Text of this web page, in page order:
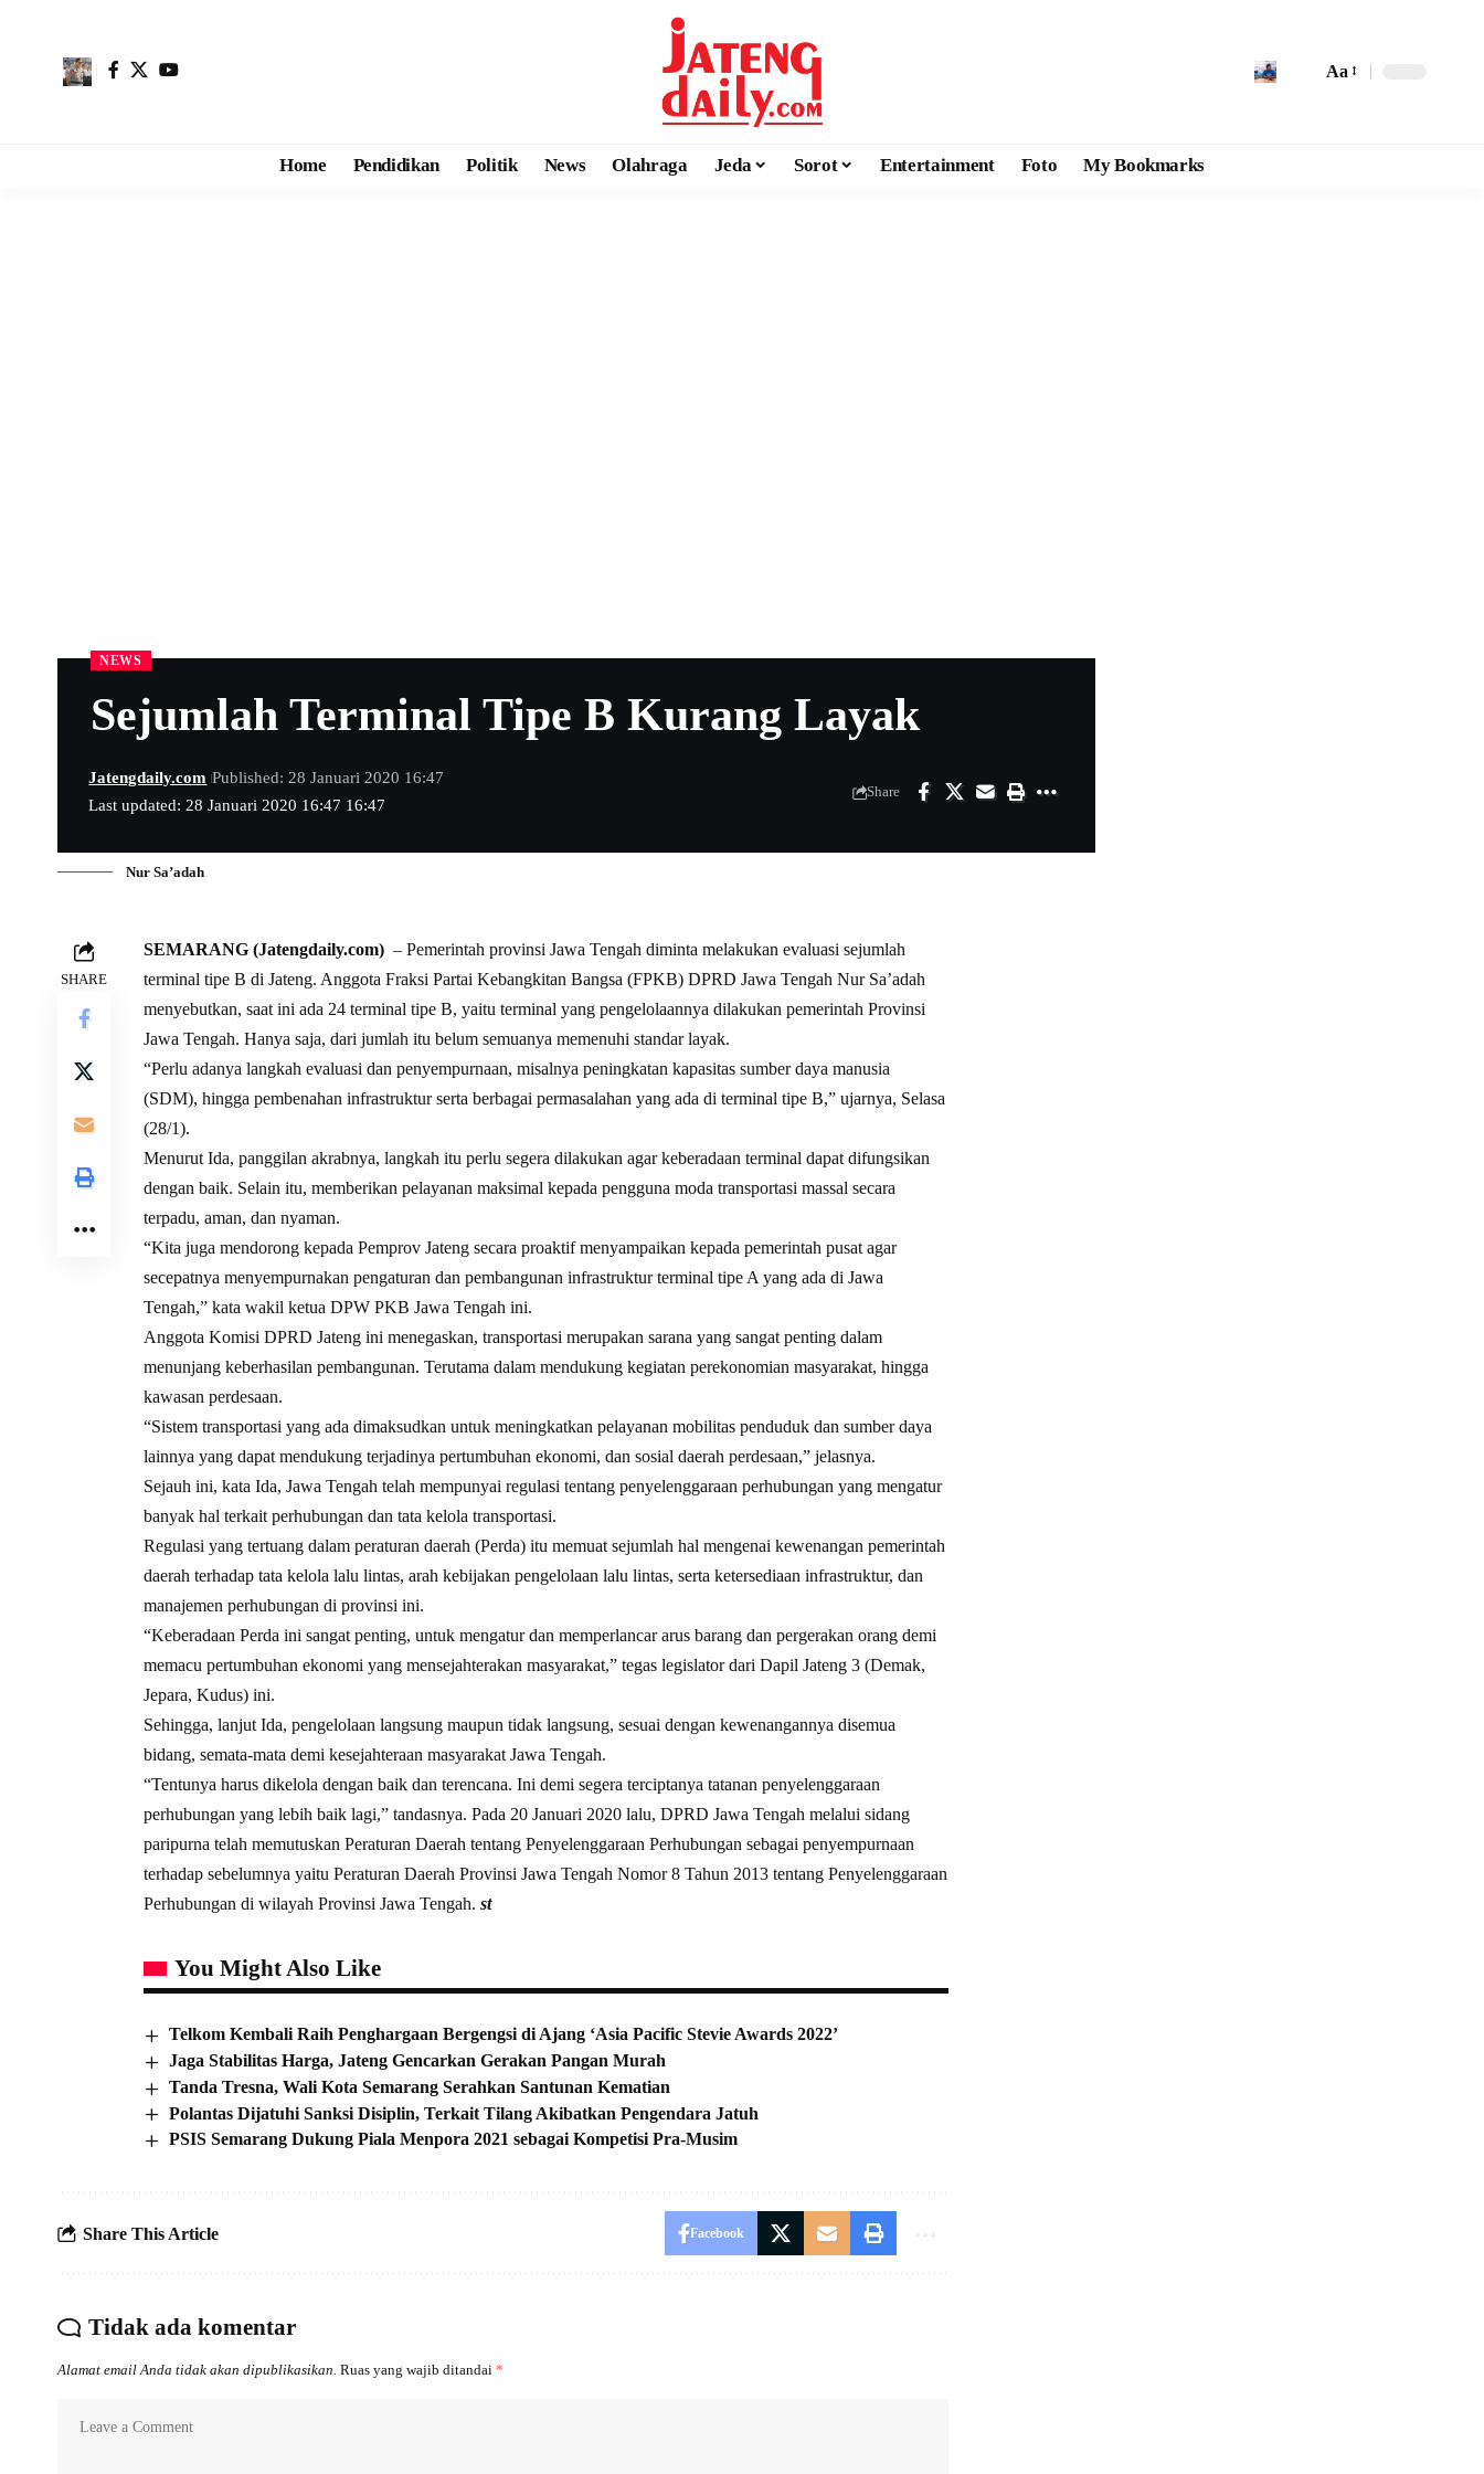
Aa
Home Pendidikan Politik News Olahraga Jeda Sorot Entertainment Foto My Bookmarks
NEWS
Sejumlah Terminal Tipe B Kurang Layak
Last updated: 28 Januari 2020 16:47 16:47
Jatengdaily.com Published: 28 Januari 2020 16:47
Share
Nur Sa’adah
SHARE
SEMARANG (Jatengdaily.com) – Pemerintah provinsi Jawa Tengah diminta melakukan evaluasi sejumlah
terminal tipe B di Jateng. Anggota Fraksi Partai Kebangkitan Bangsa (FPKB) DPRD Jawa Tengah Nur Sa’adah
menyebutkan, saat ini ada 24 terminal tipe B, yaitu terminal yang pengelolaannya dilakukan pemerintah Provinsi
Jawa Tengah. Hanya saja, dari jumlah itu belum semuanya memenuhi standar layak.
“Perlu adanya langkah evaluasi dan penyempurnaan, misalnya peningkatan kapasitas sumber daya manusia
(SDM), hingga pembenahan infrastruktur serta berbagai permasalahan yang ada di terminal tipe B,” ujarnya, Selasa
(28/1).
Menurut Ida, panggilan akrabnya, langkah itu perlu segera dilakukan agar keberadaan terminal dapat difungsikan
dengan baik. Selain itu, memberikan pelayanan maksimal kepada pengguna moda transportasi massal secara
terpadu, aman, dan nyaman.
“Kita juga mendorong kepada Pemprov Jateng secara proaktif menyampaikan kepada pemerintah pusat agar
secepatnya menyempurnakan pengaturan dan pembangunan infrastruktur terminal tipe A yang ada di Jawa
Tengah,” kata wakil ketua DPW PKB Jawa Tengah ini.
Anggota Komisi DPRD Jateng ini menegaskan, transportasi merupakan sarana yang sangat penting dalam
menunjang keberhasilan pembangunan. Terutama dalam mendukung kegiatan perekonomian masyarakat, hingga
kawasan perdesaan.
“Sistem transportasi yang ada dimaksudkan untuk meningkatkan pelayanan mobilitas penduduk dan sumber daya
lainnya yang dapat mendukung terjadinya pertumbuhan ekonomi, dan sosial daerah perdesaan,” jelasnya.
Sejauh ini, kata Ida, Jawa Tengah telah mempunyai regulasi tentang penyelenggaraan perhubungan yang mengatur
banyak hal terkait perhubungan dan tata kelola transportasi.
Regulasi yang tertuang dalam peraturan daerah (Perda) itu memuat sejumlah hal mengenai kewenangan pemerintah
daerah terhadap tata kelola lalu lintas, arah kebijakan pengelolaan lalu lintas, serta ketersediaan infrastruktur, dan
manajemen perhubungan di provinsi ini.
“Keberadaan Perda ini sangat penting, untuk mengatur dan memperlancar arus barang dan pergerakan orang demi
memacu pertumbuhan ekonomi yang mensejahterakan masyarakat,” tegas legislator dari Dapil Jateng 3 (Demak,
Jepara, Kudus) ini.
Sehingga, lanjut Ida, pengelolaan langsung maupun tidak langsung, sesuai dengan kewenangannya disemua
bidang, semata-mata demi kesejahteraan masyarakat Jawa Tengah.
“Tentunya harus dikelola dengan baik dan terencana. Ini demi segera terciptanya tatanan penyelenggaraan
perhubungan yang lebih baik lagi,” tandasnya. Pada 20 Januari 2020 lalu, DPRD Jawa Tengah melalui sidang
paripurna telah memutuskan Peraturan Daerah tentang Penyelenggaraan Perhubungan sebagai penyempurnaan
terhadap sebelumnya yaitu Peraturan Daerah Provinsi Jawa Tengah Nomor 8 Tahun 2013 tentang Penyelenggaraan
Perhubungan di wilayah Provinsi Jawa Tengah. st
You Might Also Like
Telkom Kembali Raih Penghargaan Bergengsi di Ajang ‘Asia Pacific Stevie Awards 2022’
Jaga Stabilitas Harga, Jateng Gencarkan Gerakan Pangan Murah
Tanda Tresna, Wali Kota Semarang Serahkan Santunan Kematian
Polantas Dijatuhi Sanksi Disiplin, Terkait Tilang Akibatkan Pengendara Jatuh
PSIS Semarang Dukung Piala Menpora 2021 sebagai Kompetisi Pra-Musim
Share This Article Facebook
Tidak ada komentar
Alamat email Anda tidak akan dipublikasikan. Ruas yang wajib ditandai *